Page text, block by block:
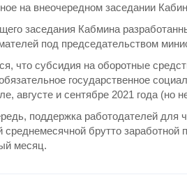
на внеочередном заседании
заседания Кабмина
под председательством
что субсидия на оборотные
государственное
августе и сентябре 2021 года
поддержка работодателей для
среднемесячной брутто
месяц.